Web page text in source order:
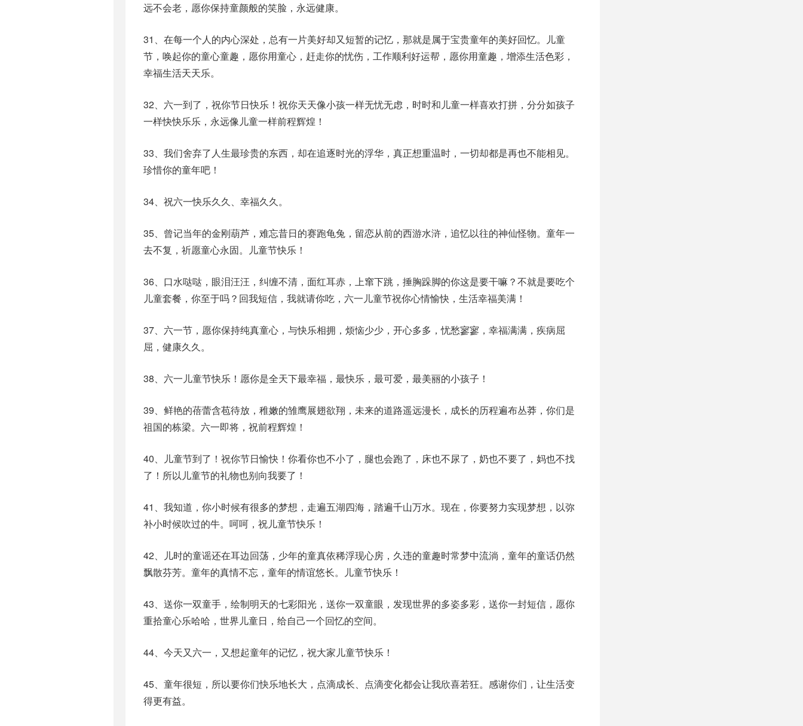
远不会老，愿你保持童颜般的笑脸，永远健康。
31、在每一个人的内心深处，总有一片美好却又短暂的记忆，那就是属于宝贵童年的美好回忆。儿童
节，唤起你的童心童趣，愿你用童心，赶走你的忧伤，工作顺利好运帮，愿你用童趣，增添生活色彩，
幸福生活天天乐。
32、六一到了，祝你节日快乐！祝你天天像小孩一样无忧无虑，时时和儿童一样喜欢打拼，分分如孩子
一样快快乐乐，永远像儿童一样前程辉煌！
33、我们舍弃了人生最珍贵的东西，却在追逐时光的浮华，真正想重温时，一切却都是再也不能相见。
珍惜你的童年吧！
34、祝六一快乐久久、幸福久久。
35、曾记当年的金刚葫芦，难忘昔日的赛跑龟兔，留恋从前的西游水浒，追忆以往的神仙怪物。童年一
去不复，祈愿童心永固。儿童节快乐！
36、口水哒哒，眼泪汪汪，纠缠不清，面红耳赤，上窜下跳，捶胸跺脚的你这是要干嘛？不就是要吃个
儿童套餐，你至于吗？回我短信，我就请你吃，六一儿童节祝你心情愉快，生活幸福美满！
37、六一节，愿你保持纯真童心，与快乐相拥，烦恼少少，开心多多，忧愁寥寥，幸福满满，疾病屈
屈，健康久久。
38、六一儿童节快乐！愿你是全天下最幸福，最快乐，最可爱，最美丽的小孩子！
39、鲜艳的蓓蕾含苞待放，稚嫩的雏鹰展翅欲翔，未来的道路遥远漫长，成长的历程遍布丛莽，你们是
祖国的栋梁。六一即将，祝前程辉煌！
40、儿童节到了！祝你节日愉快！你看你也不小了，腿也会跑了，床也不尿了，奶也不要了，妈也不找
了！所以儿童节的礼物也别向我要了！
41、我知道，你小时候有很多的梦想，走遍五湖四海，踏遍千山万水。现在，你要努力实现梦想，以弥
补小时候吹过的牛。呵呵，祝儿童节快乐！
42、儿时的童谣还在耳边回荡，少年的童真依稀浮现心房，久违的童趣时常梦中流淌，童年的童话仍然
飘散芬芳。童年的真情不忘，童年的情谊悠长。儿童节快乐！
43、送你一双童手，绘制明天的七彩阳光，送你一双童眼，发现世界的多姿多彩，送你一封短信，愿你
重拾童心乐哈哈，世界儿童日，给自己一个回忆的空间。
44、今天又六一，又想起童年的记忆，祝大家儿童节快乐！
45、童年很短，所以要你们快乐地长大，点滴成长、点滴变化都会让我欣喜若狂。感谢你们，让生活变
得更有益。